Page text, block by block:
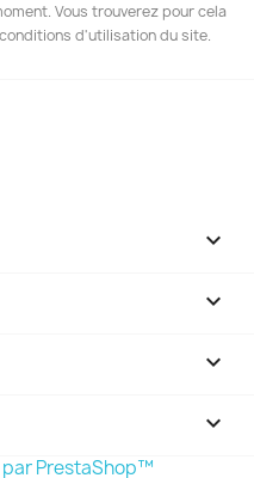
Vous trouverez pour cela
d'utilisation du site.



keyboard_arrow_down
PrestaShop™